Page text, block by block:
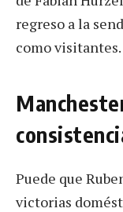
regreso a la
como visitantes.
Puede que
victorias